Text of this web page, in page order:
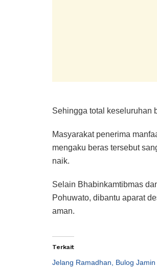
Sehingga total keseluruhan
Masyarakat penerima
mengaku beras tersebut
naik.
Selain Bhabinkamtibmas
Pohuwato, dibantu aparat
aman.
Terkait
Jelang Ramadhan, Bulog Jamin